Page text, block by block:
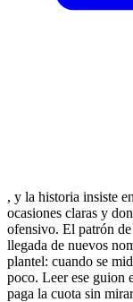
, y la historia insiste
ocasiones claras y
ofensivo. El patrón
llegada de nuevos
plantel: cuando se
poco. Leer ese guion
paga la cuota sin